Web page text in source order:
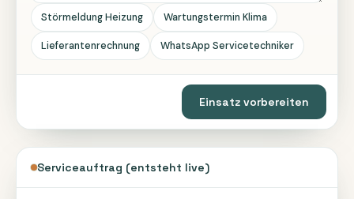
Störmeldung Heizung Wartungstermin Klima
Lieferantenrechnung WhatsApp Servicetechniker
Einsatz vorbereiten
Serviceauftrag (entsteht live)